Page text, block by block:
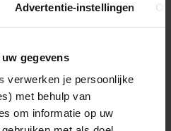
Advertentie-instellingen
gegevens
verwerken je persoonlijke
met behulp van
om informatie op uw